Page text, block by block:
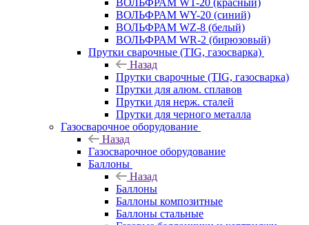
ВОЛЬФРАМ WT-20 (красный)
ВОЛЬФРАМ WY-20 (синий)
ВОЛЬФРАМ WZ-8 (белый)
ВОЛЬФРАМ WR-2 (бирюзовый)
Прутки сварочные (TIG, газосварка)
Назад
Прутки сварочные (TIG, газосварка)
Прутки для алюм. сплавов
Прутки для нерж. сталей
Прутки для черного металла
Газосварочное оборудование
Назад
Газосварочное оборудование
Баллоны
Назад
Баллоны
Баллоны композитные
Баллоны стальные